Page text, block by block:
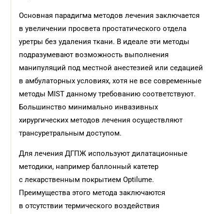
Основная парадигма методов лечения заключается
в увеличении просвета простатического отдела
уретры без удаления ткани. В идеале эти методы
подразумевают возможность выполнения
манипуляций под местной анестезией или седацией
в амбулаторных условиях, хотя не все современные
методы MIST данному требованию соответствуют.
Большинство минимально инвазивных
хирургических методов лечения осуществляют
трансуретральным доступом.
Для лечения ДГПЖ используют дилатационные
методики, например баллонный катетер
с лекарственным покрытием Optilume.
Преимущества этого метода заключаются
в отсутствии термического воздействия